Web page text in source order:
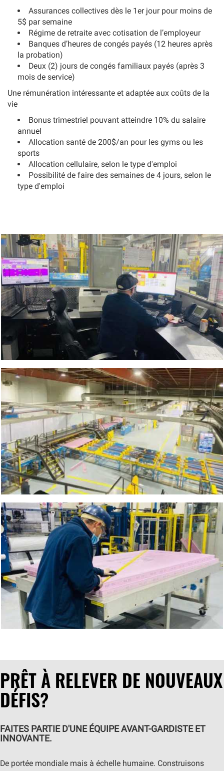
Assurances collectives dès le 1er jour pour moins de
5$ par semaine
Régime de retraite avec cotisation de l’employeur
Banques d’heures de congés payés (12 heures après
la probation)
Deux (2) jours de congés familiaux payés (après 3
mois de service)
Une rémunération intéressante et adaptée aux coûts de la
vie
Bonus trimestriel pouvant atteindre 10% du salaire
annuel
Allocation santé de 200$/an pour les gyms ou les
sports
Allocation cellulaire, selon le type d'emploi
Possibilité de faire des semaines de 4 jours, selon le
type d'emploi
PRÊT À RELEVER DE NOUVEAUX
DÉFIS?
FAITES PARTIE D'UNE ÉQUIPE AVANT-GARDISTE ET
INNOVANTE.
De portée mondiale mais à échelle humaine. Construisons